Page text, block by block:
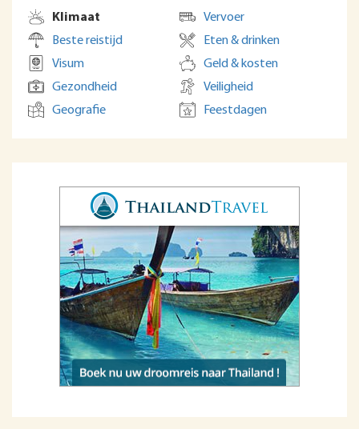
Klimaat
Beste reistijd
Visum
Gezondheid
Geografie
Vervoer
Eten & drinken
Geld & kosten
Veiligheid
Feestdagen